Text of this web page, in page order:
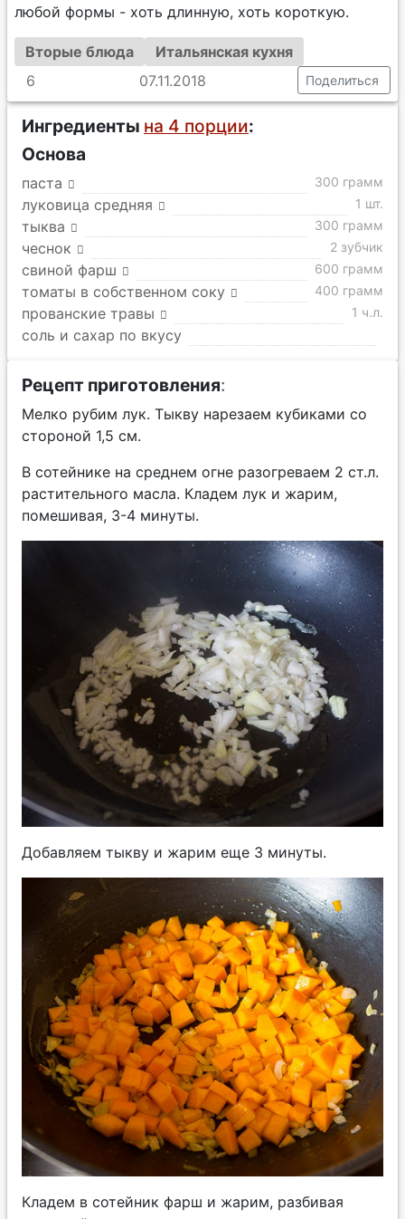
любой формы - хоть длинную, хоть короткую.
Вторые блюда
Итальянская кухня
6
07.11.2018 Поделиться
Ингредиенты на 4 порции:
Основа
паста 300 грамм
луковица средняя 1 шт.
тыква 300 грамм
чеснок 2 зубчик
свиной фарш 600 грамм
томаты в собственном соку 400 грамм
прованские травы 1 ч.л.
соль и сахар по вкусу
Рецепт приготовления:
Мелко рубим лук. Тыкву нарезаем кубиками со
стороной 1,5 см.
В сотейнике на среднем огне разогреваем 2 ст.л.
растительного масла. Кладем лук и жарим,
помешивая, 3-4 минуты.
Добавляем тыкву и жарим еще 3 минуты.
Кладем в сотейник фарш и жарим, разбивая